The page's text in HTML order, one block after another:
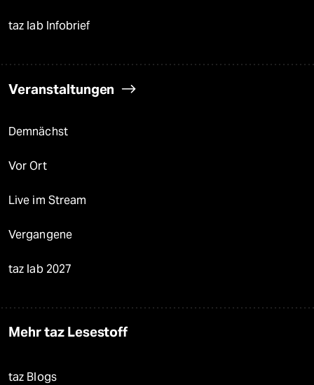
taz lab Infobrief
Veranstaltungen
Demnächst
Vor Ort
Live im Stream
Vergangene
taz lab 2027
Mehr taz Lesestoff
taz Blogs